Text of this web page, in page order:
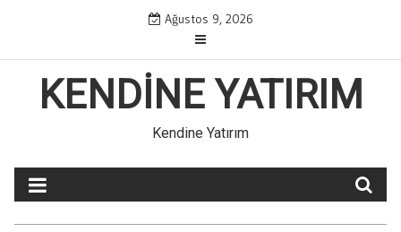
content
Ağustos 9, 2026
KENDINE YATIRIM
Kendine Yatırım